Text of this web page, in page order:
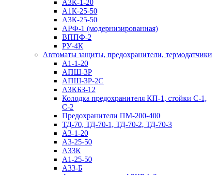
А3К-1-20
А1К-25-50
А3К-25-50
АРФ-1 (модернизированная)
ВППФ-2
РУ-4К
Автоматы защиты, предохранители, термодатчики
А1-1-20
АПШ-3Р
АПШ-3P-2С
АЗКБЗ-12
Колодка предохранителя КП-1, стойки С-1,
С-2
Предохранители ПМ-200-400
ТД-70, ТД-70-1, ТД-70-2, ТД-70-3
А3-1-20
А3-25-50
АЗ3К
А1-25-50
А33-Б